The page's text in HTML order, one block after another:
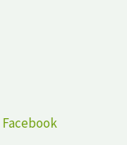
Facebook